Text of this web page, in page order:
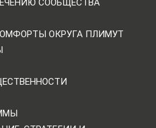
ОКРУГА ПЛИМУТ